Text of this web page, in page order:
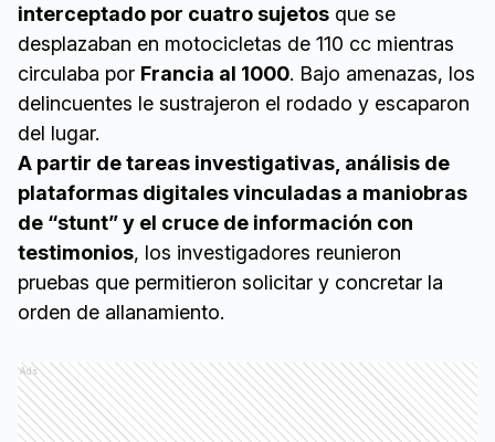
interceptado por cuatro sujetos que se
desplazaban en motocicletas de 110 cc mientras
circulaba por Francia al 1000. Bajo amenazas, los
delincuentes le sustrajeron el rodado y escaparon
del lugar.
A partir de tareas investigativas, análisis de
plataformas digitales vinculadas a maniobras
de “stunt” y el cruce de información con
testimonios, los investigadores reunieron
pruebas que permitieron solicitar y concretar la
orden de allanamiento.
Ads